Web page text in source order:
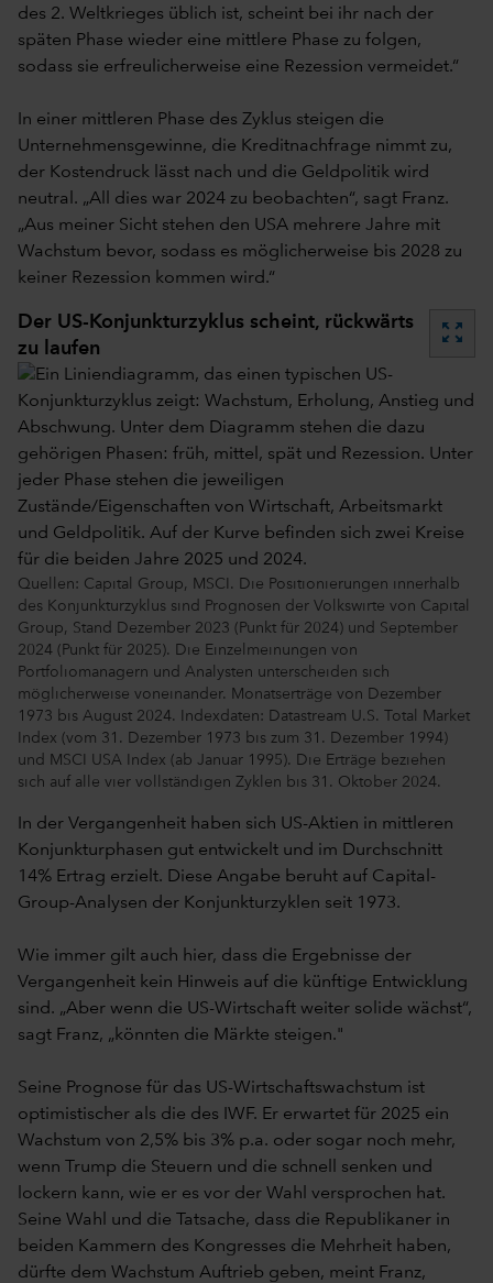
des 2. Weltkrieges üblich ist, scheint bei ihr nach der
späten Phase wieder eine mittlere Phase zu folgen,
sodass sie erfreulicherweise eine Rezession vermeidet.“
In einer mittleren Phase des Zyklus steigen die
Unternehmensgewinne, die Kreditnachfrage nimmt zu,
der Kostendruck lässt nach und die Geldpolitik wird
neutral. „All dies war 2024 zu beobachten“, sagt Franz.
„Aus meiner Sicht stehen den USA mehrere Jahre mit
Wachstum bevor, sodass es möglicherweise bis 2028 zu
keiner Rezession kommen wird.“
Der US-Konjunkturzyklus scheint, rückwärts
zu laufen
zoom_out_map
Quellen: Capital Group, MSCI. Die Positionierungen innerhalb
des Konjunkturzyklus sind Prognosen der Volkswirte von Capital
Group, Stand Dezember 2023 (Punkt für 2024) und September
2024 (Punkt für 2025). Die Einzelmeinungen von
Portfoliomanagern und Analysten unterscheiden sich
möglicherweise voneinander. Monatserträge von Dezember
1973 bis August 2024. Indexdaten: Datastream U.S. Total Market
Index (vom 31. Dezember 1973 bis zum 31. Dezember 1994)
und MSCI USA Index (ab Januar 1995). Die Erträge beziehen
sich auf alle vier vollständigen Zyklen bis 31. Oktober 2024.
In der Vergangenheit haben sich US-Aktien in mittleren
Konjunkturphasen gut entwickelt und im Durchschnitt
14% Ertrag erzielt. Diese Angabe beruht auf Capital-
Group-Analysen der Konjunkturzyklen seit 1973.
Wie immer gilt auch hier, dass die Ergebnisse der
Vergangenheit kein Hinweis auf die künftige Entwicklung
sind. „Aber wenn die US-Wirtschaft weiter solide wächst“,
sagt Franz, „könnten die Märkte steigen."
Seine Prognose für das US-Wirtschaftswachstum ist
optimistischer als die des IWF. Er erwartet für 2025 ein
Wachstum von 2,5% bis 3% p.a. oder sogar noch mehr,
wenn Trump die Steuern und die schnell senken und
lockern kann, wie er es vor der Wahl versprochen hat.
Seine Wahl und die Tatsache, dass die Republikaner in
beiden Kammern des Kongresses die Mehrheit haben,
dürfte dem Wachstum Auftrieb geben, meint Franz,